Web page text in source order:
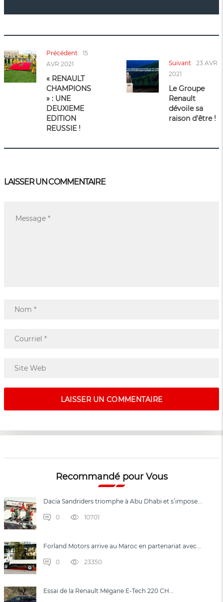
Précédent
15
AVR 2021
« RENAULT
CHAMPIONS
» : UNE
DEUXIEME
EDITION
REUSSIE !
Suivant
23 AVR
2021
Le Groupe
Renault
dévoile sa
raison d'être !
LAISSER UN COMMENTAIRE
Recommandé pour Vous
Dacia Sandriders triomphe à Abu Dhabi et s’impose...
0 10701
Forland Motors arrive au Maroc en partenariat avec...
0 23350
Essai de la Renault Mégane E-Tech 220 CH...